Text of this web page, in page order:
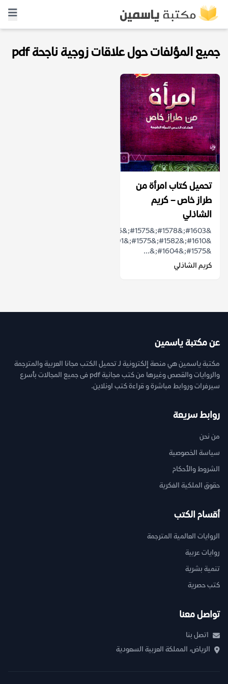
جميع المؤلفات حول علاقات زوجية ناجحة pdf
تحميل كتاب امرأة من
طراز خاص – كريم
الشاذلي
&#1575;&#1604;&...
كريم الشاذلي
عن مكتبة ياسمين
مكتبة ياسمين هي منصة إلكترونية لـ تحميل الكتب مجانا العربية والمترجمة
والروايات والقصص وغيرها من كتب مجانية pdf فى جميع المجالات بأسرع
سيرفرات وروابط مباشرة و قراءة كتب اونلاين.
روابط سريعة
من نحن
سياسة الخصوصية
الشروط والأحكام
حقوق الملكية الفكرية
أقسام الكتب
الروايات العالمية المترجمة
روايات عربية
تنمية بشرية
كتب حصرية
تواصل معنا
اتصل بنا
الرياض، المملكة العربية السعودية